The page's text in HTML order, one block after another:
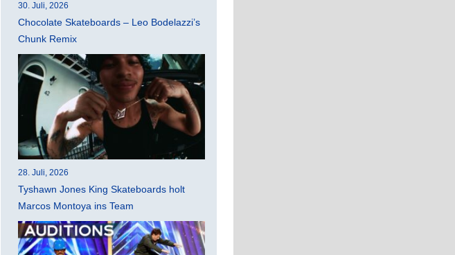
30. Juli, 2026
Chocolate Skateboards – Leo Bodelazzi’s
Chunk Remix
28. Juli, 2026
Tyshawn Jones King Skateboards holt
Marcos Montoya ins Team